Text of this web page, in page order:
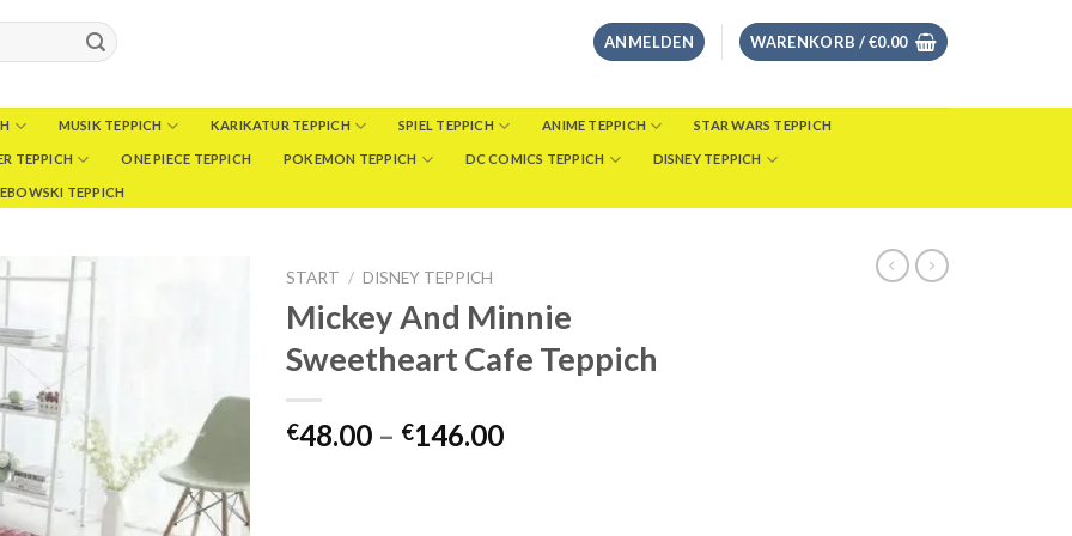
ANMELDEN WARENKORB /€0.00
MUSIK TEPPICH KARIKATUR TEPPICH SPIEL TEPPICH ANIME TEPPICH STAR WARS TEPPICH
TEPPICH ONE PIECE TEPPICH POKEMON TEPPICH DC COMICS TEPPICH DISNEY TEPPICH
TEPPICH
START / DISNEY TEPPICH
Mickey And Minnie
Sweetheart Cafe Teppich
€48.00 – €146.00Preisspanne: